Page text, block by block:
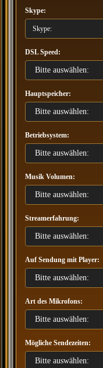
Skype:
DSL Speed:
Hauptspeicher:
Betriebsystem:
Musik Volumen:
Streamerfahrung:
Auf Sendung mit Player:
Art des Mikrofons:
Mögliche Sendezeiten: